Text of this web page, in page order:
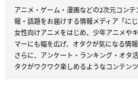
アニメ・ゲーム・漫画などの2次元コン
報・話題をお届けする情報メディア「にじ
女性向けアニメをはじめ、少年アニメや
マーにも幅を広げ、オタクが気になる情
さらに、アンケート・ランキング・オタ
タクがワクワク楽しめるようなコンテン